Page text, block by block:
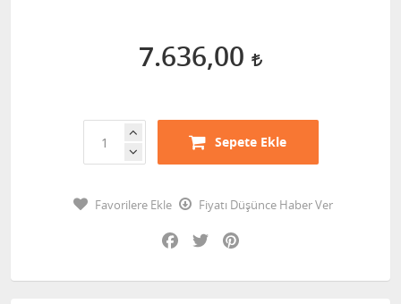
7.636,00
Sepete Ekle
Favorilere Ekle
Fiyatı Düşünce Haber Ver
Facebook
Twitter